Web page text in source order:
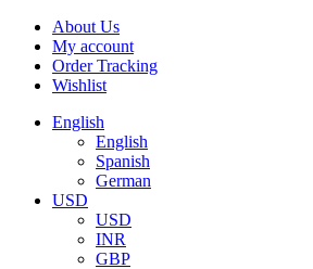
About Us
My account
Order Tracking
Wishlist
English
English
Spanish
German
USD
USD
INR
GBP